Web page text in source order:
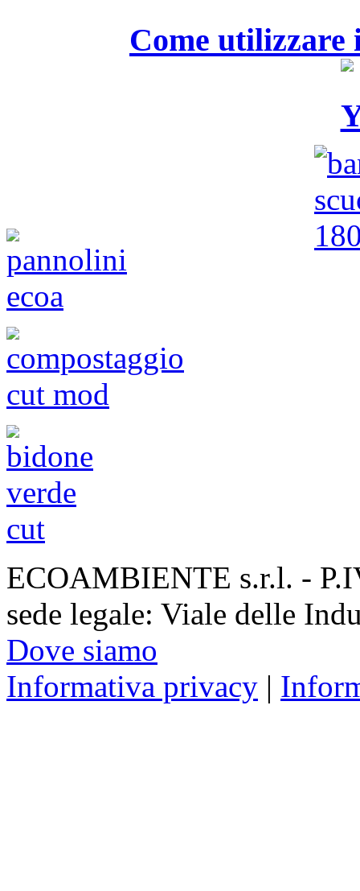
Come utilizzare
ECOAMBIENTE s.r.l. -
sede legale: Viale delle
Dove siamo
Informativa privacy |